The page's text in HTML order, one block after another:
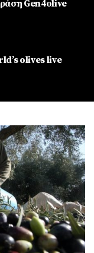
Gen4olive
olives live